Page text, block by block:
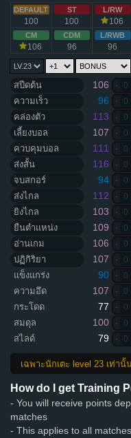
DEFAULT
100
ST
100
L/RW
106
CM
106
CDM
96
L/RWB
96
สปีดต้น 106 - 0
ความเร็ว 96 - 0
คล่องตัว 113 - 0
เลี้ยงบอล 107 - 0
ควบคุมบอล 111 - 0
ส่งสั้น 116 - 0
จบสกอร์ 94 - 0
ส่งไกล 112 - 0
ยิงไกล 103 - 0
ยืนตำแหน่ง 109 - 0
อ่านเกม 106 - 0
ปฏิกิริยา 107 - 0
แข็งแกร่ง 90 - 0
ความอึด 107 - 0
กระโดด 77 - 0
สมดุล 100 - 0
สไลด์ 79 - 0
เฉพาะนักเตะ level 23 เท่า
How do I get Training
- You will receive points
matches
- This applies to all